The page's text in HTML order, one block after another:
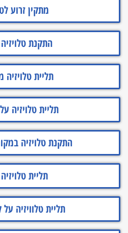
מתקין זרוע
התקנת
תליית
תליית טלויזיה
התקנת טלויזיה
תליית
תליית טלוויזיה